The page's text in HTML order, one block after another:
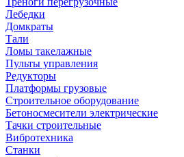
Лебедки
Домкраты
Тали
Ломы такелажные
Пульты управления
Редукторы
Платформы грузовые
Строительное оборудование
Бетоносмесители электрические
Тачки строительные
Вибротехника
Станки